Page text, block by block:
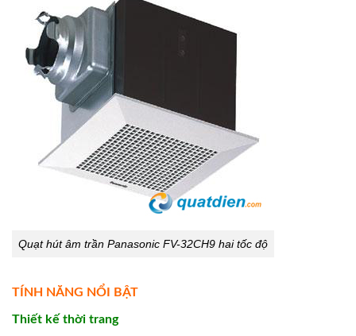
Quạt hút âm trần Panasonic FV-32CH9 hai tốc độ
TÍNH NĂNG NỔI BẬT
Thiết kế thời trang